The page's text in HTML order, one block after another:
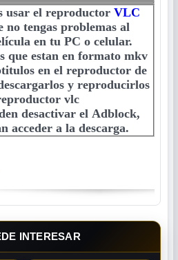
usar el reproductor VLC
tengas problemas al
en tu PC o celular.
que estan en formato mkv
en el reproductor de
y reproducirlos
vlc
desactivar el Adblock,
acceder a la descarga.
INTERESAR